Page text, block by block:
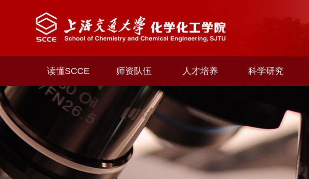
读懂SCCE 师资队伍 人才培养 科学研究